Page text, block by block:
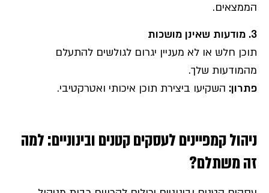
הממצאים.
3. מודעות שאינן מושכות
תוכן חלש או לא מעניין יגרום לגולשים להתעלם
מהמודעות שלך.
פתרון: השקיעו ביצירת תוכן איכותי ואטרקטיבי.
ניהול קמפיינים לעסקים קטנים ובינוניים: למה
זה משתלם?